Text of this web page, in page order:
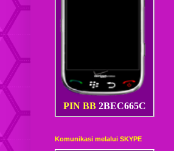
PIN BB 2BEC665C
Komunikasi melalui SKYPE